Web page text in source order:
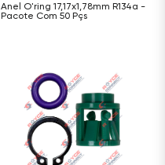
Anel O'ring 17,17x1,78mm R134a -
Pacote Com 50 Pçs